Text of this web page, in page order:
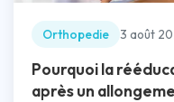
Orthopedie 3 août
Pourquoi la
après un